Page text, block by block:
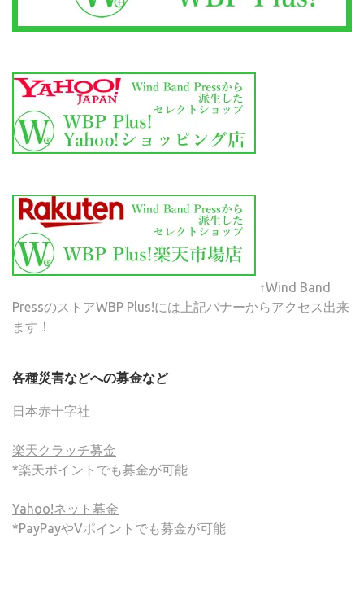
↑Wind Band
PressのストアWBP Plus!には上記バナーからアクセス出来
ます！
各種災害などへの募金など
日本赤十字社
楽天クラッチ募金
*楽天ポイントでも募金が可能
Yahoo!ネット募金
*PayPayやVポイントでも募金が可能